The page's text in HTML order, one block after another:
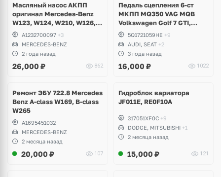
Масляный насос АКПП
оригинал Mercedes-Benz
W123, W124, W210, W126,
W140, W129, W202
A1232700097 +3
MERCEDES-BENZ
2 года назад
26,000 ₽ 862
Педаль сцепления 6-ст
МКПП MQ350 VAG MQB
Volkswagen Golf 7 GTI,
Alltrack, Passat B8, Skoda
Octavia A7 RS, Scout,
Superb, Seat Ateca, Leon,
Audi A3, TT
5Q1721059HE +9
AUDI, SEAT +2
3 года назад
16,000 ₽ 1022
Ремонт ЭБУ 722.8 Mercedes
Benz A-class W169, B-class
W265
A1695451032
MERCEDES-BENZ
2 месяца назад
20,000 ₽ 107
Гидроблок вариатора
JF011E, RE0F10A
317051XF0C +9
DODGE, MITSUBISHI +1
2 месяца назад
15,000 ₽ 121